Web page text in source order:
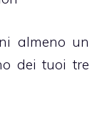
almeno un
dei tuoi tre